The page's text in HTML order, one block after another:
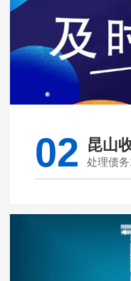
02 昆山
处理债